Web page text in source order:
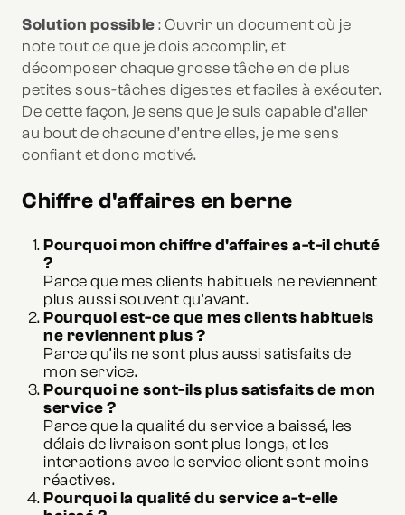
Solution possible: Ouvrir un document où je
note tout ce que je dois accomplir, et
décomposer chaque grosse tâche en de plus
petites sous-tâches digestes et faciles à exécuter.
De cette façon, je sens que je suis capable d’aller
au bout de chacune d’entre elles, je me sens
confiant et donc motivé.
Chiffre d'affaires en berne
Pourquoi mon chiffre d'affaires a-t-il chuté
?
Parce que mes clients habituels ne reviennent
plus aussi souvent qu'avant.
Pourquoi est-ce que mes clients habituels
ne reviennent plus ?
Parce qu'ils ne sont plus aussi satisfaits de
mon service.
Pourquoi ne sont-ils plus satisfaits de mon
service ?
Parce que la qualité du service a baissé, les
délais de livraison sont plus longs, et les
interactions avec le service client sont moins
réactives.
Pourquoi la qualité du service a-t-elle